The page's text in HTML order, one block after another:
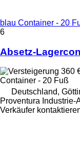
blau Container - 20
6
Absetz-
360
Container - 20 Fuß
Deutschland,
Proventura Industrie-
Verkäufer